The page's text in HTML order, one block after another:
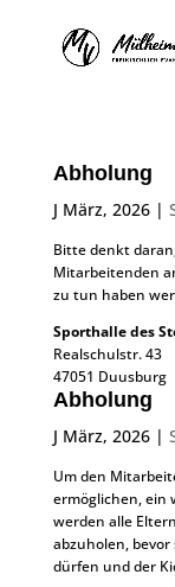
Abholung
J März, 2026|
Bitte denkt
Mitarbeitenden
zu tun haben
Sporthalle des
Realschulstr. 43
47051 Duusburg
Abholung
J März, 2026|
Um den
ermöglichen, ein
werden alle
abzuholen, bevor
dürfen und der